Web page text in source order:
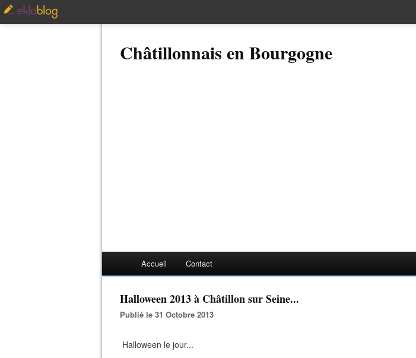
Châtillonnais en Bourgogne
Accueil Contact
Halloween 2013 à Châtillon sur Seine...
Publié le 31 Octobre 2013
Halloween le jour...